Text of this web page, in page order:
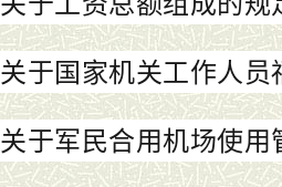
关于国家机关工作人
关于军民合用机场使